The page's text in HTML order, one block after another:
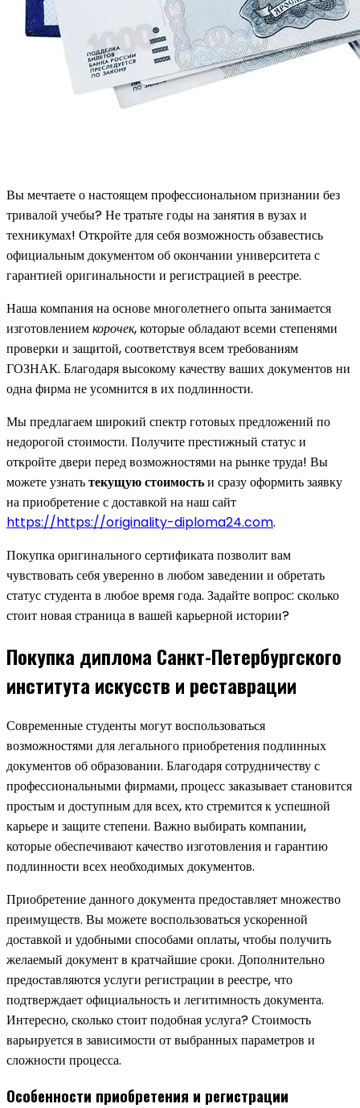
Вы мечтаете о настоящем профессиональном признании без
тривалой учебы? Не тратьте годы на занятия в вузах и
техникумах! Откройте для себя возможность обзавестись
официальным документом об окончании университета с
гарантией оригинальности и регистрацией в реестре.
Наша компания на основе многолетнего опыта занимается
изготовлениемкорочек, которые обладают всеми степенями
проверки и защитой, соответствуя всем требованиям
ГОЗНАК. Благодаря высокому качеству ваших документов ни
одна фирма не усомнится в их подлинности.
Мы предлагаем широкий спектр готовых предложений по
недорогой стоимости. Получите престижный статус и
откройте двери перед возможностями на рынке труда! Вы
можете узнатьтекущую стоимостьи сразу оформить заявку
на приобретение с доставкой на наш сайт
https://https://originality-diploma24.com.
Покупка оригинального сертификата позволит вам
чувствовать себя уверенно в любом заведении и обретать
статус студента в любое время года. Задайте вопрос: сколько
стоит новая страница в вашей карьерной истории?
Покупка диплома Санкт-Петербургского
института искусств и реставрации
Современные студенты могут воспользоваться
возможностями для легального приобретения подлинных
документов об образовании. Благодаря сотрудничеству с
профессиональными фирмами, процесс заказывает становится
простым и доступным для всех, кто стремится к успешной
карьере и защите степени. Важно выбирать компании,
которые обеспечивают качество изготовления и гарантию
подлинности всех необходимых документов.
Приобретение данного документа предоставляет множество
преимуществ. Вы можете воспользоваться ускоренной
доставкой и удобными способами оплаты, чтобы получить
желаемый документ в кратчайшие сроки. Дополнительно
предоставляются услуги регистрации в реестре, что
подтверждает официальность и легитимность документа.
Интересно, сколько стоит подобная услуга? Стоимость
варьируется в зависимости от выбранных параметров и
сложности процесса.
Особенности приобретения и регистрации